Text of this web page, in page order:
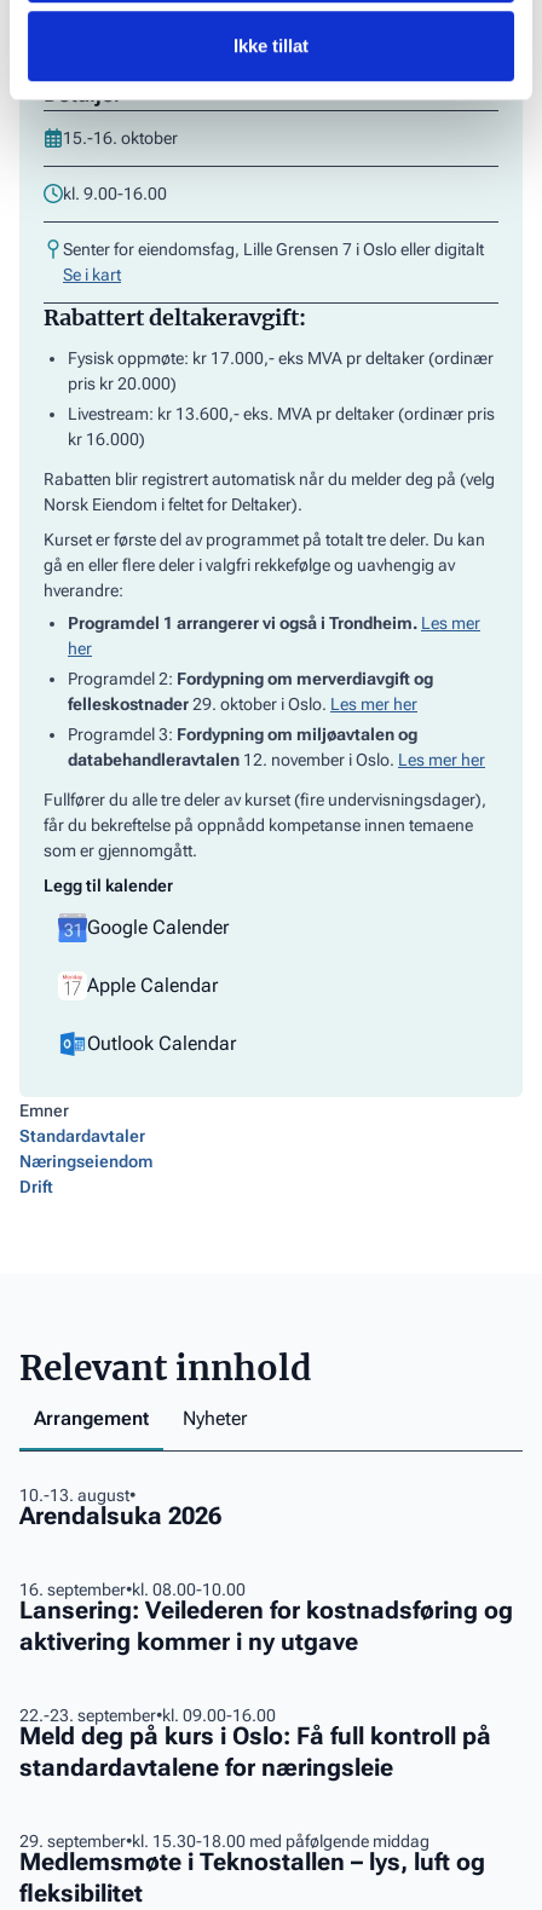
Ikke tillat
Detaljer
15.-16. oktober
kl. 9.00-16.00
Senter for eiendomsfag, Lille Grensen 7 i Oslo eller digitalt
Se i kart
Rabattert deltakeravgift:
Fysisk oppmøte: kr 17.000,- eks MVA pr deltaker (ordinær
pris kr 20.000)
Livestream: kr 13.600,- eks. MVA pr deltaker (ordinær pris
kr 16.000)
Rabatten blir registrert automatisk når du melder deg på (velg
Norsk Eiendom i feltet for Deltaker).
Kurset er første del av programmet på totalt tre deler. Du kan
gå en eller flere deler i valgfri rekkefølge og uavhengig av
hverandre:
Programdel 1 arrangerer vi også i Trondheim. Les mer
her
Programdel 2: Fordypning om merverdiavgift og
felleskostnader29. oktober i Oslo. Les mer her
Programdel 3: Fordypning om miljøavtalen og
databehandleravtalen 12. november i Oslo. Les mer her
Fullfører du alle tre deler av kurset (fire undervisningsdager),
får du bekreftelse på oppnådd kompetanse innen temaene
som er gjennomgått.
Legg til kalender
Google Calender
Apple Calendar
Outlook Calendar
Emner
Standardavtaler
Næringseiendom
Drift
Relevant innhold
Arrangement Nyheter
10.-13. august•
Arendalsuka 2026
Arendalsuka
2026
16. september•kl. 08.00-10.00
Lansering: Veilederen for kostnadsføring og
aktivering kommer i ny utgave
Lansering:
Veilederen
for
aktivering
kommer
utgave
22.-23. september•kl. 09.00-16.00
Meld deg på kurs i Oslo: Få full kontroll på
standardavtalene for næringsleie
Meld
deg
på
Oslo:
Få
29. september•kl. 15.30-18.00 med påfølgende middag
Medlemsmøte i Teknostallen – lys, luft og
fleksibilitet
Medlemsmøte
i
Teknostallen